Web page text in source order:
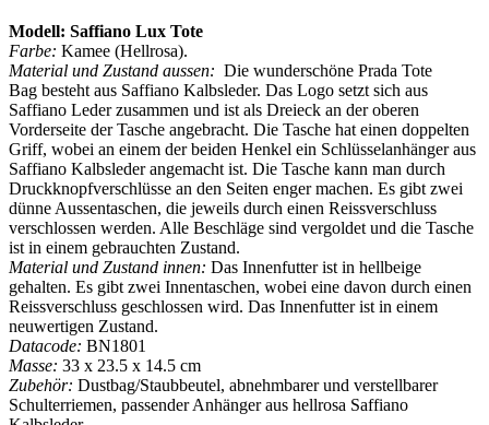
Modell: Saffiano Lux Tote
Farbe: Kamee (Hellrosa).
Material und Zustand aussen: Die wunderschöne Prada Tote
Bag besteht aus Saffiano Kalbsleder. Das Logo setzt sich aus
Saffiano Leder zusammen und ist als Dreieck an der oberen
Vorderseite der Tasche angebracht. Die Tasche hat einen doppelten
Griff, wobei an einem der beiden Henkel ein Schlüsselanhänger aus
Saffiano Kalbsleder angemacht ist. Die Tasche kann man durch
Druckknopfverschlüsse an den Seiten enger machen. Es gibt zwei
dünne Aussentaschen, die jeweils durch einen Reissverschluss
verschlossen werden. Alle Beschläge sind vergoldet und die Tasche
ist in einem gebrauchten Zustand.
Material und Zustand innen: Das Innenfutter ist in hellbeige
gehalten. Es gibt zwei Innentaschen, wobei eine davon durch einen
Reissverschluss geschlossen wird. Das Innenfutter ist in einem
neuwertigen Zustand.
Datacode: BN1801
Masse: 33 x 23.5 x 14.5 cm
Zubehör: Dustbag/Staubbeutel, abnehmbarer und verstellbarer
Schulterriemen, passender Anhänger aus hellrosa Saffiano